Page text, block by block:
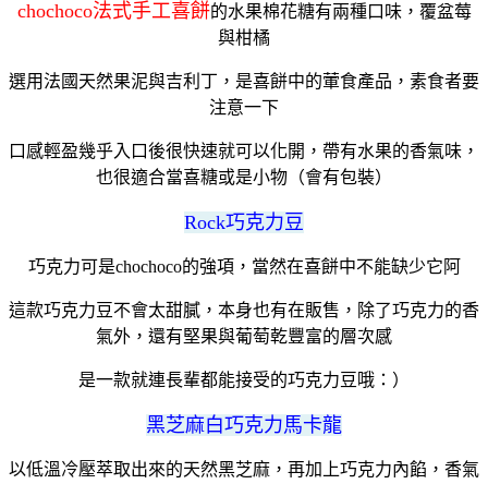
chochoco法式手工喜餅的水果棉花糖有兩種口味，覆盆莓
與柑橘
選用法國天然果泥與吉利丁，是喜餅中的葷食產品，素食者要
注意一下
口感輕盈幾乎入口後很快速就可以化開，帶有水果的香氣味，
也很適合當喜糖或是小物（會有包裝）
Rock巧克力豆
巧克力可是chochoco的強項，當然在喜餅中不能缺少它阿
這款巧克力豆不會太甜膩，本身也有在販售，除了巧克力的香
氣外，還有堅果與葡萄乾豐富的層次感
是一款就連長輩都能接受的巧克力豆哦：）
黑芝麻白巧克力馬卡龍
以低溫冷壓萃取出來的天然黑芝麻，再加上巧克力內餡，香氣